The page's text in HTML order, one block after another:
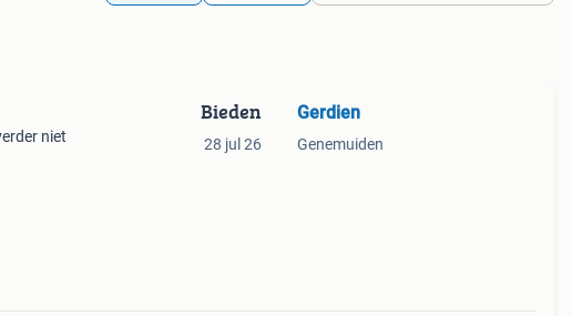
niet
Bieden
28 jul 26
Gerdien
Genemuiden